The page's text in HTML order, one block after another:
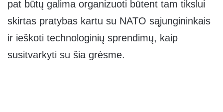
pat būtų galima organizuoti būtent tam tikslui
skirtas pratybas kartu su NATO sąjungininkais
ir ieškoti technologinių sprendimų, kaip
susitvarkyti su šia grėsme.